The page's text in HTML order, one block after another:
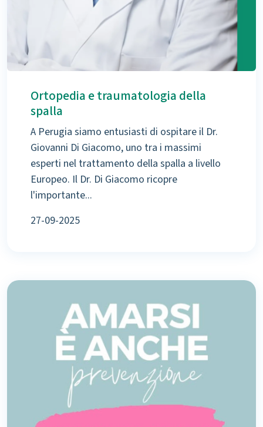
Ortopedia e traumatologia della
spalla
A Perugia siamo entusiasti di ospitare il Dr.
Giovanni Di Giacomo, uno tra i massimi
esperti nel trattamento della spalla a livello
Europeo. Il Dr. Di Giacomo ricopre
l'importante...
27-09-2025